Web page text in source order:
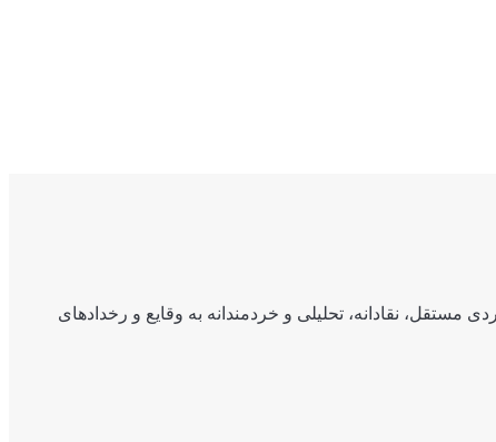
نقادانه، تحلیلی و خردمندانه به وقایع و رخدادهای